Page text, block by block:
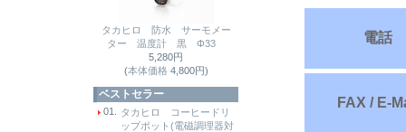
タカヒロ 防水 サーモメー
ター 温度計 黒 Φ33
5,280円
(本体価格4,800円)
ベストセラー
01.
タカヒロ コーヒードリ
ップポット(電磁調理器対
電話
FAX / E-